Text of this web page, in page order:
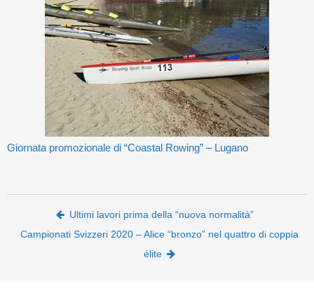
Giornata promozionale di “Coastal Rowing” – Lugano
Post navigation
Ultimi lavori prima della “nuova normalità”
Campionati Svizzeri 2020 – Alice “bronzo” nel quattro di coppia
élite